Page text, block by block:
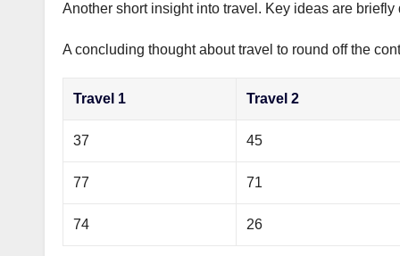
Another short insight into travel. Key ideas are briefly
A concluding thought about travel to round off the
Travel 1 Travel 2
37 45
77 71
74 26